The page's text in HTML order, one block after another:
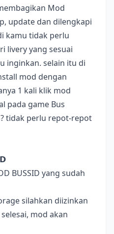
Mod
update dan dilengkapi
kamu tidak perlu
livery yang sesuai
inginkan. selain itu di
mod dengan
1 kali klik mod
pada game Bus
tidak perlu repot-repot
BUSSID yang sudah
silahkan diizinkan
mod akan